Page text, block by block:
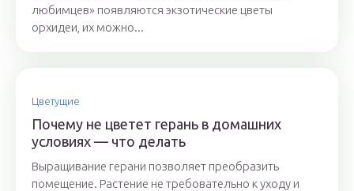
любимцев» появляются экзотические цветы
орхидеи, их можно...
Цветущие
Почему не цветет герань в домашних
условиях — что делать
Выращивание герани позволяет преобразить
помещение. Растение не требовательно к уходу и